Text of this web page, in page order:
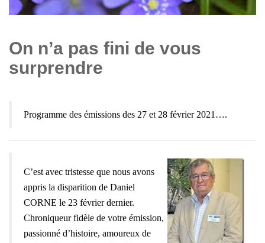
On n’a pas fini de vous
surprendre
Programme des émissions des 27 et 28 février 2021….
C’est avec tristesse que nous avons
appris la disparition de Daniel
CORNE le 23 février dernier.
Chroniqueur fidèle de votre émission,
passionné d’histoire, amoureux de